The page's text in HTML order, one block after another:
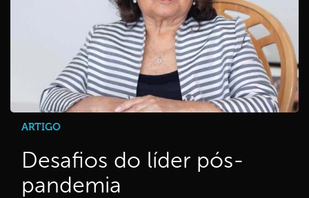
ARTIGO
Desafios do líder pós-
pandemia